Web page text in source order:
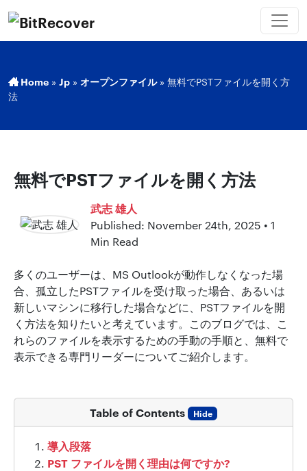
Home » Jp » オープンファイル » 無料でPSTファイルを開く方
法
無料でPSTファイルを開く方法
武志 雄人
Published: November 24th, 2025 • 1
Min Read
多くのユーザーは、MS Outlookが動作しなくなった場
合、孤立したPSTファイルを受け取った場合、あるいは
新しいマシンに移行した場合などに、PSTファイルを開
く方法を知りたいと考えています。このブログでは、こ
れらのファイルを表示するための手動の手順と、無料で
表示できる専門リーダーについてご紹介します。
Table of Contents Hide
導入段落
PST ファイルを開く理由は何ですか?